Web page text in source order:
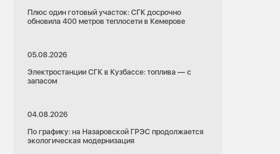
Плюс один готовый участок: СГК досрочно
обновила 400 метров теплосети в Кемерове
05.08.2026
Электростанции СГК в Кузбассе: топлива — с
запасом
04.08.2026
По графику: на Назаровской ГРЭС продолжается
экологическая модернизация